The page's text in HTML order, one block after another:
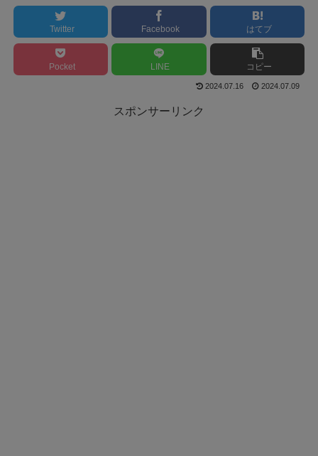
Twitter Facebook はてブ
Pocket LINE コピー
2024.07.16 2024.07.09
スポンサーリンク